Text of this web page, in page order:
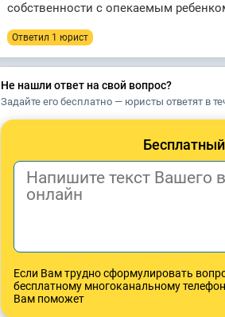
собственности с опекаемым
Ответил 1 юрист
Не нашли ответ на свой вопрос?
Задайте его бесплатно — юристы ответят в
Если Вам трудно сформулировать
бесплатному многоканальному
Вам поможет